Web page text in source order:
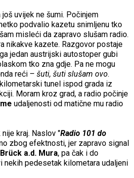
još uvijek ne šumi. Počinjem
podvalio kazetu snimljenu tko
misleći da zapravo slušam radio.
nikakve kazete. Razgovor postaje
jedan austrijski autostoper gubi
tko zna gdje. Pa ne mogu
reći – šuti, šuti slušam ovo.
tunel ispod grada iz
Moram kroz grad, a radio počinje
udaljenosti od matične mu radio
kraj. Naslov "Radio 101 do
zbog efektnosti, jer zapravo signal
Brück a.d. Mura, pa čak i do
nekih pedesetak kilometara udaljeni